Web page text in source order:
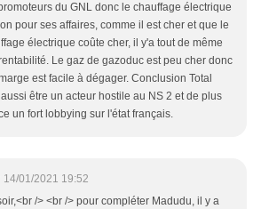
du GNL donc le chauffage électrique
pour ses affaires, comme il est cher et que le
électrique coûte cher, il y'a tout de même
Le gaz de gazoduc est peu cher donc
est facile à dégager. Conclusion Total
être un acteur hostile au NS 2 et de plus
un fort lobbying sur l'état français.
14/01/2021 19:52
/> <br /> pour compléter Madudu, il y a